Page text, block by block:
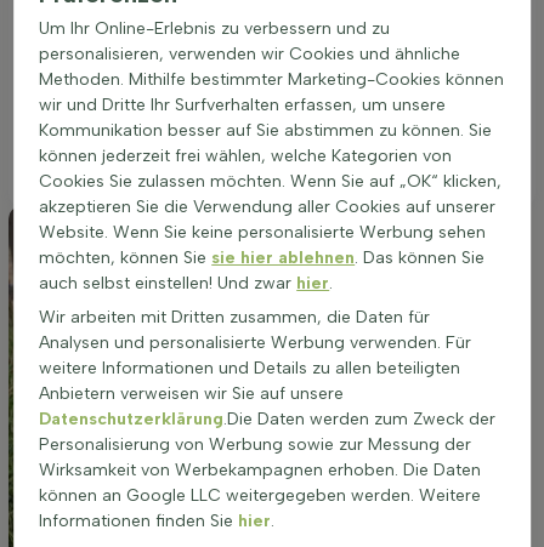
optimaler Standort fördert eine reichhaltige Blüte im Sommer
mit weißen Blüten und zieht Bestäuber an. Die richtige
Platzierung sorgt für eine kompakte Wuchsform und eine
gesunde, widerstandsfähige Pflanze. Spiraea japonica
'Albiflora' eignet sich hervorragend für die Bepflanzung in
Beeten, als Solitär oder in Gruppen.
Um Ihr Online-Erlebnis zu verbessern und zu
personalisieren, verwenden wir Cookies und ähnliche
Methoden. Mithilfe bestimmter Marketing-Cookies können
wir und Dritte Ihr Surfverhalten erfassen, um unsere
Kommunikation besser auf Sie abstimmen zu können. Sie
können jederzeit frei wählen, welche Kategorien von
Cookies Sie zulassen möchten. Wenn Sie auf „OK“ klicken,
akzeptieren Sie die Verwendung aller Cookies auf unserer
Website. Wenn Sie keine personalisierte Werbung sehen
möchten, können Sie sie hier ablehnen. Das können Sie
auch selbst einstellen! Und zwar hier.
Wir arbeiten mit Dritten zusammen, die Daten für
Analysen und personalisierte Werbung verwenden. Für
weitere Informationen und Details zu allen beteiligten
Anbietern verweisen wir Sie auf unsere
Datenschutzerklärung.Die Daten werden zum Zweck der
Personalisierung von Werbung sowie zur Messung der
Wirksamkeit von Werbekampagnen erhoben. Die Daten
können an Google LLC weitergegeben werden. Weitere
Informationen finden Sie hier.